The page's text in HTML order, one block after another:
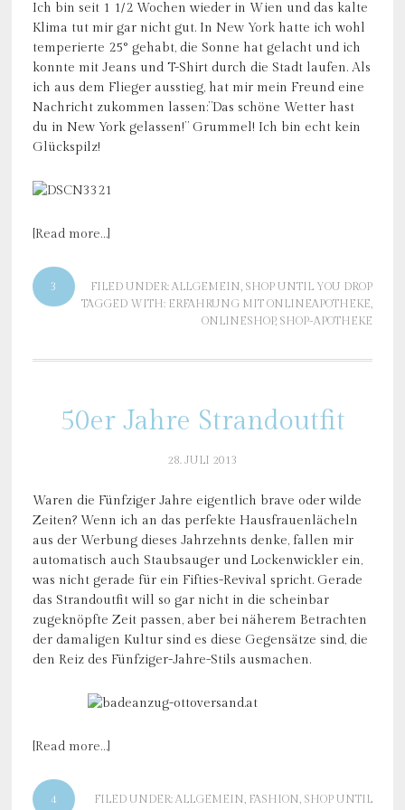
Ich bin seit 1 1/2 Wochen wieder in Wien und das kalte
Klima tut mir gar nicht gut. In New Yorkhatte ich wohl
temperierte 25° gehabt, die Sonne hat gelacht und ich
konnte mit Jeans und T-Shirt durch die Stadt laufen. Als
ich aus dem Flieger ausstieg, hat mir mein Freund eine
Nachricht zukommen lassen:”Das schöne Wetter hast
du in New York gelassen!” Grummel! Ich bin echt kein
Glückspilz!
[Read more…]
3 FILED UNDER:ALLGEMEIN, SHOP UNTIL YOU DROP
TAGGED WITH: ERFAHRUNG MIT ONLINEAPOTHEKE,
ONLINESHOP, SHOP-APOTHEKE
50er Jahre Strandoutfit
28. JULI 2013
Waren die Fünfziger Jahre eigentlich brave oder wilde
Zeiten? Wenn ich an das perfekte Hausfrauenlächeln
aus der Werbung dieses Jahrzehnts denke, fallen mir
automatisch auch Staubsauger und Lockenwickler ein,
was nicht gerade für ein Fifties-Revival spricht. Gerade
das Strandoutfit will so gar nicht in die scheinbar
zugeknöpfte Zeit passen, aber bei näherem Betrachten
der damaligen Kultur sind es diese Gegensätze sind, die
den Reiz des Fünfziger-Jahre-Stils ausmachen.
[Read more…]
4 FILED UNDER:ALLGEMEIN, FASHION, SHOP UNTIL